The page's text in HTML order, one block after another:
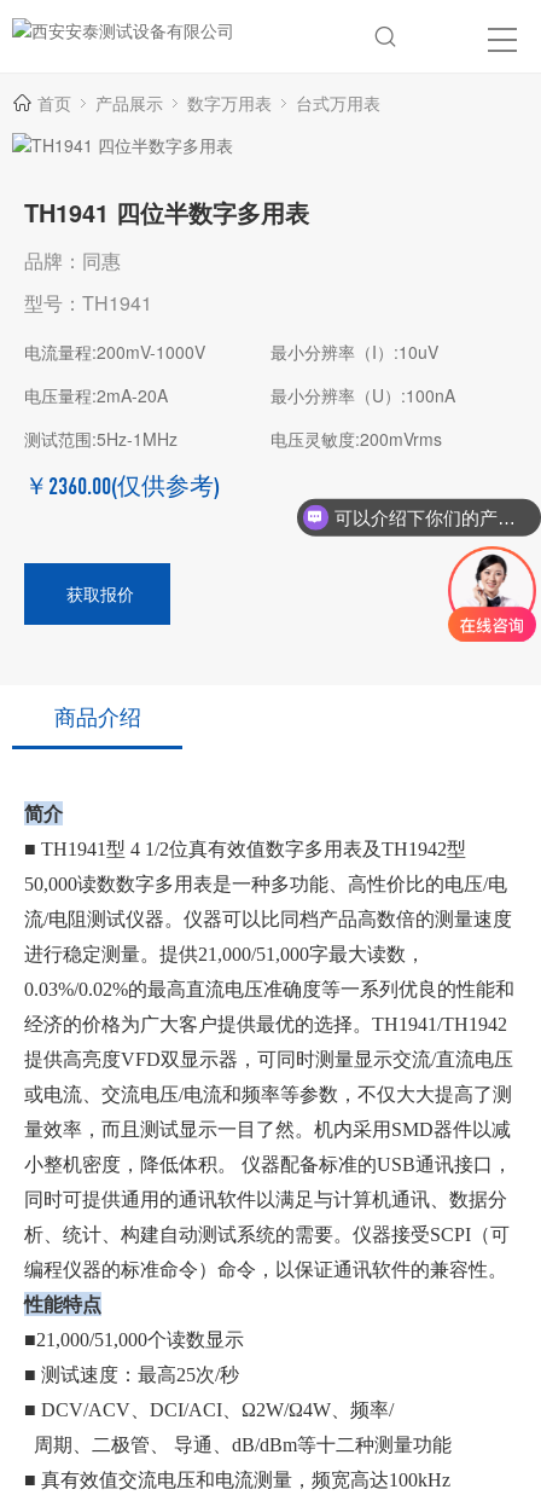
首页 产品展示 数字万用表 台式万用表
TH1941 四位半数字多用表
品牌：同惠
型号：TH1941
电流量程:200mV-1000V
最小分辨率（I）:10uV
电压量程:2mA-20A
最小分辨率（U）:100nA
测试范围:5Hz-1MHz
电压灵敏度:200mVrms
￥2360.00(仅供参考)
获取报价
商品介绍
简介
■ TH1941型 4 1/2位真有效值数字多用表及TH1942型
50,000读数数字多用表是一种多功能、高性价比的电压/电
流/电阻测试仪器。仪器可以比同档产品高数倍的测量速度
进行稳定测量。提供21,000/51,000字最大读数，
0.03%/0.02%的最高直流电压准确度等一系列优良的性能和
经济的价格为广大客户提供最优的选择。TH1941/TH1942
提供高亮度VFD双显示器，可同时测量显示交流/直流电压
或电流、交流电压/电流和频率等参数，不仅大大提高了测
量效率，而且测试显示一目了然。机内采用SMD器件以减
小整机密度，降低体积。 仪器配备标准的USB通讯接口，
同时可提供通用的通讯软件以满足与计算机通讯、数据分
析、统计、构建自动测试系统的需要。仪器接受SCPI（可
编程仪器的标准命令）命令，以保证通讯软件的兼容性。
性能特点
■21,000/51,000个读数显示
■ 测试速度：最高25次/秒
■ DCV/ACV、DCI/ACI、Ω2W/Ω4W、频率/
周期、二极管、 导通、dB/dBm等十二种测量功能
■ 真有效值交流电压和电流测量，频宽高达100kHz
可以介绍下你们的产品么？